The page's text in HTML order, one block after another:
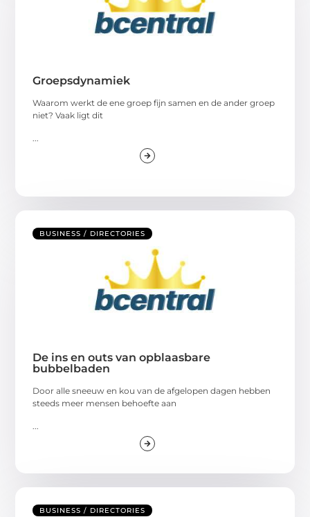
Groepsdynamiek
Waarom werkt de ene groep fijn samen en de ander groep
niet? Vaak ligt dit
BUSINESS / DIRECTORIES
De ins en outs van opblaasbare
bubbelbaden
Door alle sneeuw en kou van de afgelopen dagen hebben
steeds meer mensen behoefte aan
BUSINESS / DIRECTORIES